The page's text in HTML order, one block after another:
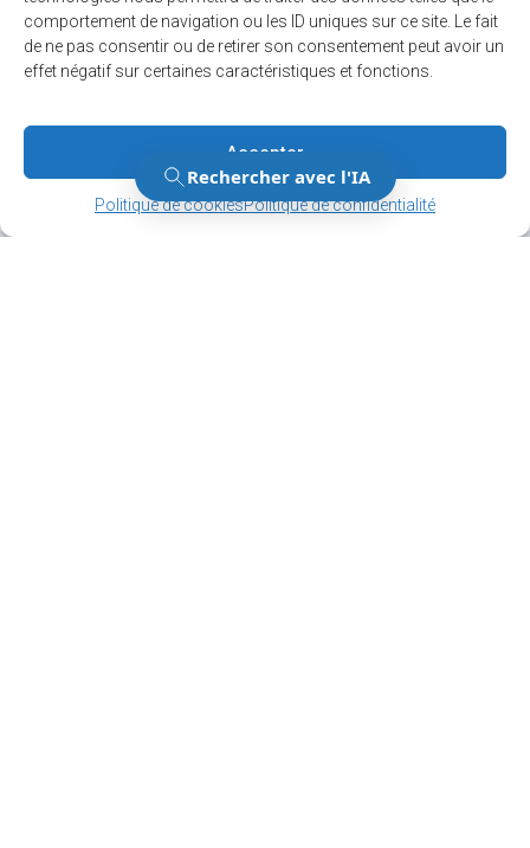
comportement de navigation ou les ID uniques sur ce site. Le fait
de ne pas consentir ou de retirer son consentement peut avoir un
effet négatif sur certaines caractéristiques et fonctions.
Accepter
Politique de cookiesPolitique de confidentialité
Gérer le consentement
Gérer le consentement